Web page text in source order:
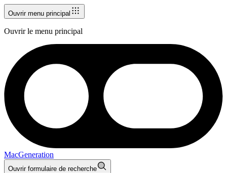
Ouvrir menu principal
Ouvrir le menu principal
MacGeneration
Ouvrir formulaire de recherche